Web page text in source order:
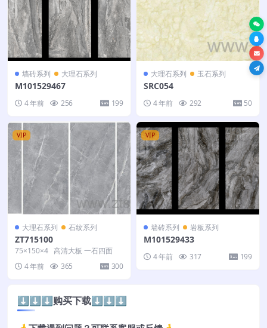
墙砖系列 大理石系列
M101529467
4 年前 256 199
大理石系列 玉石系列
SRC054
4 年前 292 50
VIP
大理石系列 石纹系列
ZT715100
75×150×4 高清大板 一石四面
4 年前
365 300
VIP
墙砖系列 岩板系列
M101529433
4 年前 317 199
⬇️⬇️⬇️购买下载⬇️⬇️⬇️